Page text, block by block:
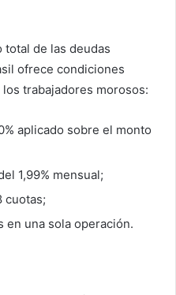
total de las deudas
ofrece condiciones
trabajadores morosos:
aplicado sobre el monto
1,99% mensual;
cuotas;
en una sola operación.